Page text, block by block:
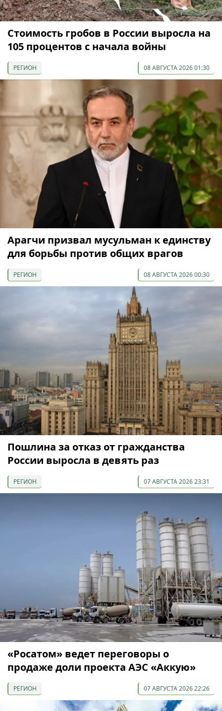
Стоимость гробов в России выросла на
105 процентов с начала войны
РЕГИОН 08 АВГУСТА 2026 01:30
Арагчи призвал мусульман к единству
для борьбы против общих врагов
РЕГИОН 08 АВГУСТА 2026 00:30
Пошлина за отказ от гражданства
России выросла в девять раз
РЕГИОН 07 АВГУСТА 2026 23:31
«Росатом» ведет переговоры о
продаже доли проекта АЭС «Аккую»
РЕГИОН 07 АВГУСТА 2026 22:26